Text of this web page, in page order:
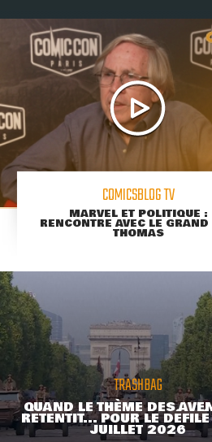
COMICSBLOG TV
MARVEL ET POLITIQUE :
RENCONTRE AVEC LE GRAND
THOMAS
TRASHBAG
QUAND LE THÈME DES
RETENTIT... POUR LE
JUILLET 2026